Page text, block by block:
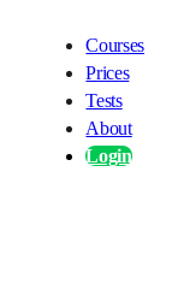
Courses
Prices
Tests
About
Login